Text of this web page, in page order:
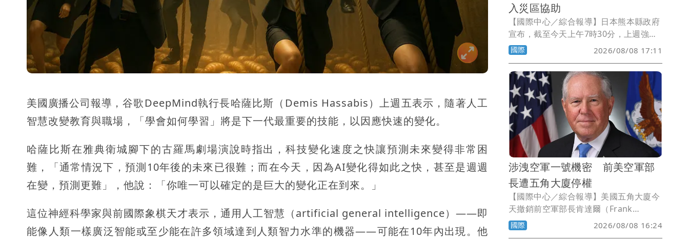
美國廣播公司報導，谷歌DeepMind執行長哈薩比斯（Demis Hassabis）上週五表示，隨著人工
智慧改變教育與職場，「學會如何學習」將是下一代最重要的技能，以因應快速的變化。
哈薩比斯在雅典衛城腳下的古羅馬劇場演說時指出，科技變化速度之快讓預測未來變得非常困
難，「通常情況下，預測10年後的未來已很難；而在今天，因為AI變化得如此之快，甚至是週週
在變，預測更難」，他說：「你唯一可以確定的是巨大的變化正在到來。」
這位神經科學家與前國際象棋天才表示，通用人工智慧（artificial general intelligence）——即
能像人類一樣廣泛智能或至少能在許多領域達到人類智力水準的機器——可能在10年內出現。他
入災區協助
【國際中心／綜合報導】日本熊本縣政府
宣布，截至今天上午7時30分，上週強震
的罹難者增加到39人；今天是地震過後，
災區大致準備好開放義工進入所迎接的第
一個週末，10個市町的志工已經額滿。
國際 2026/08/08 17:11
涉洩空軍一號機密 前美空軍部
長遭五角大廈停權
【國際中心／綜合報導】美國五角大廈今
天撤銷前空軍部長肯達爾（Frank
Kendall）的機密存取權限，並禁止他擔
任任何敏感職務，指控他向媒體洩漏有關
國際 2026/08/08 16:24